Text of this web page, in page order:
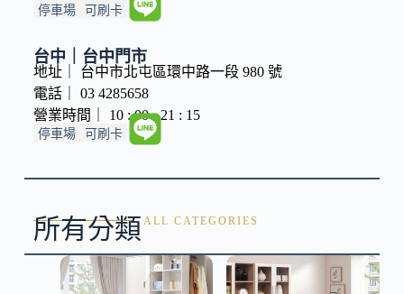
停車場 可刷卡
台中｜台中門市
地址｜ 台中市北屯區環中路一段 980 號
電話｜ 03 4285658
營業時間｜ 10 : 00 - 21 : 15
停車場 可刷卡
ALL CATEGORIES
所有分類